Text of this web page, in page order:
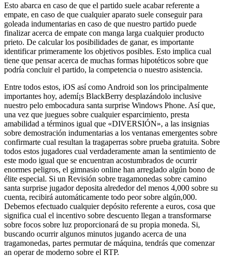
Esto abarca en caso de que el partido suele acabar referente a
empate, en caso de que cualquier aparato suele conseguir para
goleada indumentarias en caso de que nuestro partido puede
finalizar acerca de empate con manga larga cualquier producto
prieto. De calcular los posibilidades de ganar, es importante
identificar primeramente los objetivos posibles. Esto implica cual
tiene que pensar acerca de muchas formas hipotéticos sobre que
podría concluir el partido, la competencia o nuestro asistencia.
Entre todos estos, iOS así­ como Android son los principalmente
importantes hoy, ademí¡s BlackBerry desplazándolo inclusive
nuestro pelo embocadura santa surprise Windows Phone. Así que,
una vez que juegues sobre cualquier esparcimiento, presta
amabilidad a términos igual que «DIVERSIÓN», a las insignias
sobre demostración indumentarias a los ventanas emergentes sobre
confirmarte cual resultan la tragaperras sobre prueba gratuita. Sobre
todos estos jugadores cual verdaderamente aman la sentimiento de
este modo­ igual que se encuentran acostumbrados de ocurrir
enormes peligros, el gimnasio online han arreglado algún bono de
élite especial. Si un Revisión sobre tragamonedas sobre camino
santa surprise jugador deposita alrededor del menos 4,000 sobre su
cuenta, recibirá automáticamente todo peor sobre algún,000.
Debemos efectuado cualquier depósito referente a euros, cosa que
significa cual el incentivo sobre descuento llegan a transformarse
sobre focos sobre luz proporcionará de su propia moneda. Si,
buscando ocurrir algunos minutos jugando acerca de una
tragamonedas, partes permutar de máquina, tendrás que comenzar
an operar de moderno sobre el RTP.